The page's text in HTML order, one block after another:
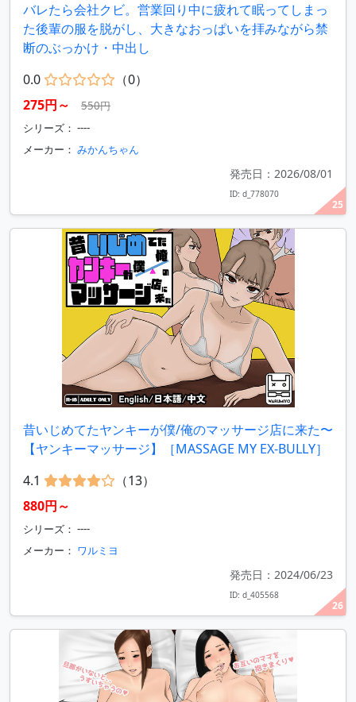
25
バレたら会社クビ。営業回り中に疲れて眠ってしまっ
た後輩の服を脱がし、大きなおっぱいを拝みながら禁
断のぶっかけ・中出し
0.0
（0）
275円～
550円
シリーズ： ----
メーカー： みかんちゃん
発売日：2026/08/01
ID: d_778070
26
昔いじめてたヤンキーが僕/俺のマッサージ店に来た〜
【ヤンキーマッサージ】［MASSAGE MY EX-BULLY］
4.1
（13）
880円～
シリーズ： ----
メーカー： ワルミヨ
発売日：2024/06/23
ID: d_405568